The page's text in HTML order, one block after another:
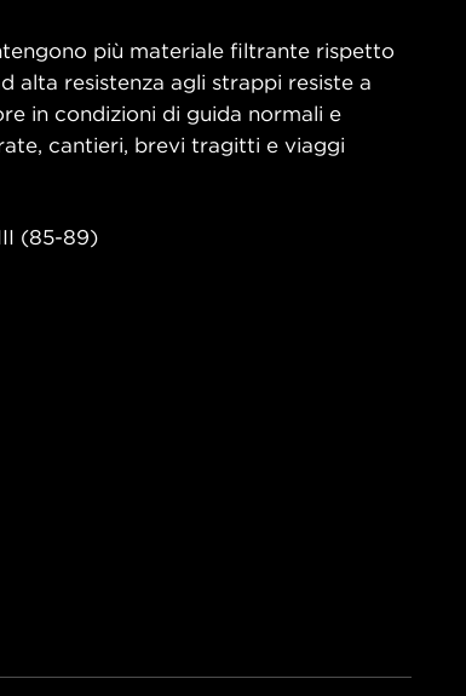
più materiale filtrante rispetto
alta resistenza agli strappi resiste a
in condizioni di guida normali e
cantieri, brevi tragitti e viaggi
(85-89)